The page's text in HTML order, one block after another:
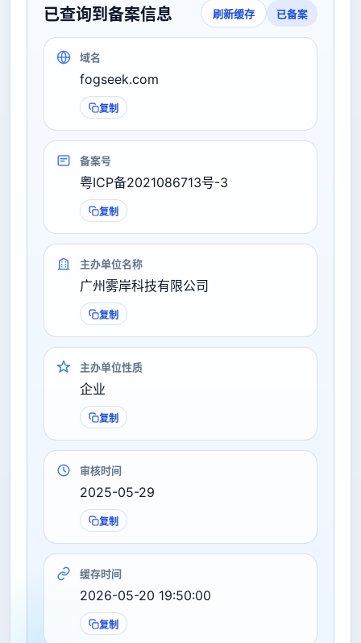
已查询到备案信息 刷新缓存 已备案
域名
fogseek.com
复制
备案号
粤ICP备2021086713号-3
复制
主办单位名称
广州雾岸科技有限公司
复制
主办单位性质
企业
复制
审核时间
2025-05-29
复制
缓存时间
2026-05-20 19:50:00
复制